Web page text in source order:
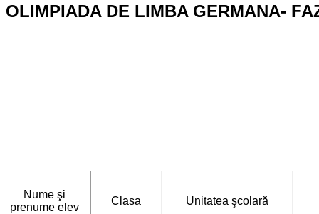
OLIMPIADA DE LIMBA GERMANA-
Nume şi
prenume elev
Clasa Unitatea şcolară